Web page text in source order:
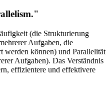
(die Strukturierung
Aufgaben, die
werden können) und Parallelität
Aufgaben). Das Verständnis
effizientere und effektivere